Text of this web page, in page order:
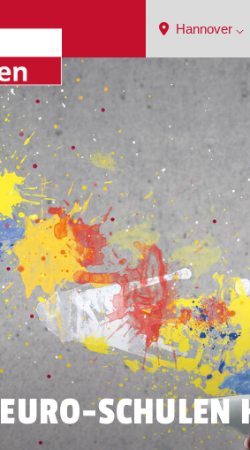
Hannover ⌵
EURO-SCHULEN